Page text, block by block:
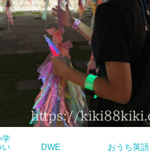
学
い
DWE おうち英語